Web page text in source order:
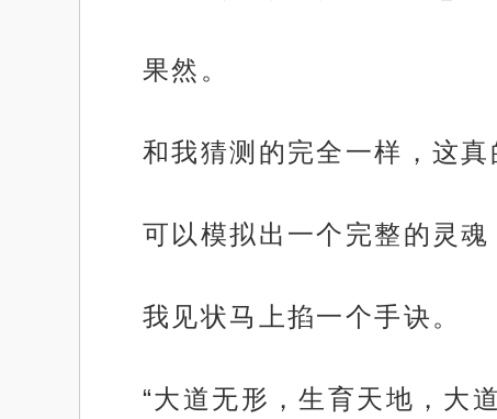
果然。
和我猜测的完全一样，这真
可以模拟出一个完整的灵魂
我见状马上掐一个手诀。
“大道无形，生育天地，大